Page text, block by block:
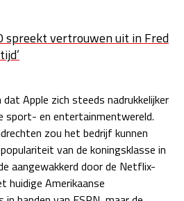
27 - 29 nov
za 19:00 - 20:00
zo 17:00 - 19:00
spreekt vertrouwen uit in Fred
Apple zich steeds nadrukkelijker
sport- en entertainmentwereld.
zou het bedrijf kunnen
van de koningsklasse in
aangewakkerd door de Netflix-
huidige Amerikaanse